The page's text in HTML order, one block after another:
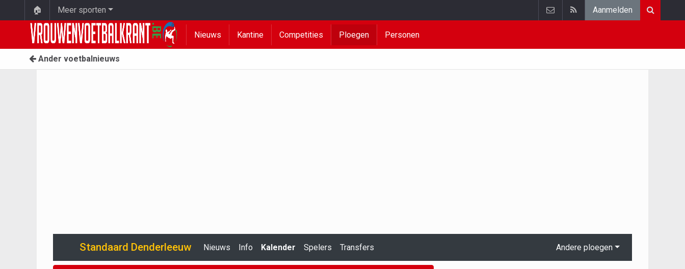
🏠 Meer sporten Aanmelden
Nieuws Kantine Competities Ploegen Personen
Ander voetbalnieuws
Standaard Denderleeuw Nieuws Info Kalender Spelers Transfers Andere ploegen